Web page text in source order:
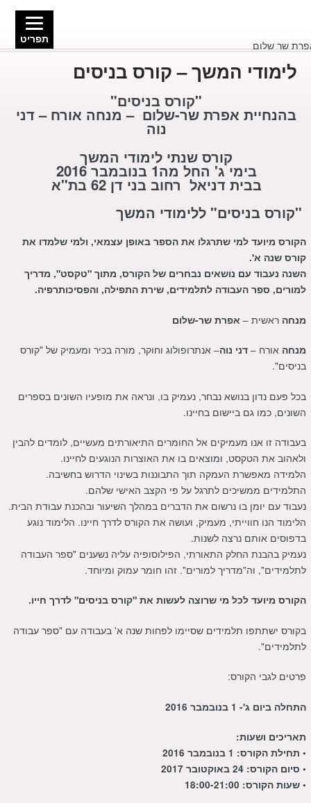
לימודי המשך – קורס בניסים
"קורס בניסים"
בהנחיית אפרת שר-שלום – מנחה אורח – דני
נוה
קורס שנתי לימודי המשך
בימי ג' החל מה1 בנובמבר 2016
בבית דניאל רחוב בני דן 62 בת"א
"קורס בניסים" ללימודי המשך
הקורס מיועד למי שתרגלו את הספר באופן עצמאי, ולמי שלמדו את
קורס שנה א'.
השנה נעבוד עם נושאים נבחרים של הקורס, מתוך "טקסט", מדריך
למורים, ספר העבודה לתלמידים, שירת התפילה, והפסיכותרפיה.
מנחה ראשית – אפרת שר-שלום
מנחה אורח – דני נוה– אנתרופולוג וחוקר, מורה בכיר ומעמיק של "קורס
בניסים".
בכל פעם נדון בנושא נבחר, נעמיק בו, ונראה את מופעיו השונים בספרים
השונים, כמו גם ביישום בחיינו.
בעבודה זו אנו מעמיקים אל החומרים התיאורתים מעשיים, לומדים להבין
ולאהוב את הטקסט, ומוצאים בו את האוצרות הנוגעים לחיינו.
הלמידה מאפשרת העמקה תוך התבוננות בשינוי הדרוש בחשיבה.
התלמידים ממשיכים לתרגל על פי הקצב האישי שלהם.
נעבוד עם יומן בו נרשום את הדברים במהלך השיעור ובהכנת עבודת הבית.
הלימוד הנו חווייתי, מעמיק, ועושה את הקורס לדרך חיינו. הלימוד נוגע
בדפוסים אותם נרצה לשנות.
נעמיק בהבנת החלק התאורתי, הפילוסופיה עליה נשענים "ספר העבודה
לתלמידים", וה"מדריך למורים". זהו חומר עמוק ומיוחד.
הקורס מיועד לכל מי שרוצה לעשות את "קורס בניסים" לדרך חייו.
בקורס ישתתפו תלמידים שסיימו לפחות שנה א' בעבודה עם "ספר עבודה
לתלמידים".
פרטים לגבי הקורס:
התחלה ביום ג'- 1 בנובמבר 2016
תאריכים ושעות:
• תחילת הקורס: 1 בנובמבר 2016
• סיום הקורס: 24 באוקטובר 2017
• שעות הקורס: 18:00-21:00
תפריט